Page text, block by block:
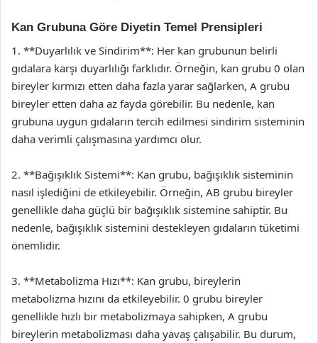
Kan Grubuna Göre Diyetin Temel Prensipleri
1. **Duyarlılık ve Sindirim**: Her kan grubunun belirli
gıdalara karşı duyarlılığı farklıdır. Örneğin, kan grubu 0 olan
bireyler kırmızı etten daha fazla yarar sağlarken, A grubu
bireyler etten daha az fayda görebilir. Bu nedenle, kan
grubuna uygun gıdaların tercih edilmesi sindirim sisteminin
daha verimli çalışmasına yardımcı olur.
2. **Bağışıklık Sistemi**: Kan grubu, bağışıklık sisteminin
nasıl işlediğini de etkileyebilir. Örneğin, AB grubu bireyler
genellikle daha güçlü bir bağışıklık sistemine sahiptir. Bu
nedenle, bağışıklık sistemini destekleyen gıdaların tüketimi
önemlidir.
3. **Metabolizma Hızı**: Kan grubu, bireylerin
metabolizma hızını da etkileyebilir. 0 grubu bireyler
genellikle hızlı bir metabolizmaya sahipken, A grubu
bireylerin metabolizması daha yavaş çalışabilir. Bu durum,